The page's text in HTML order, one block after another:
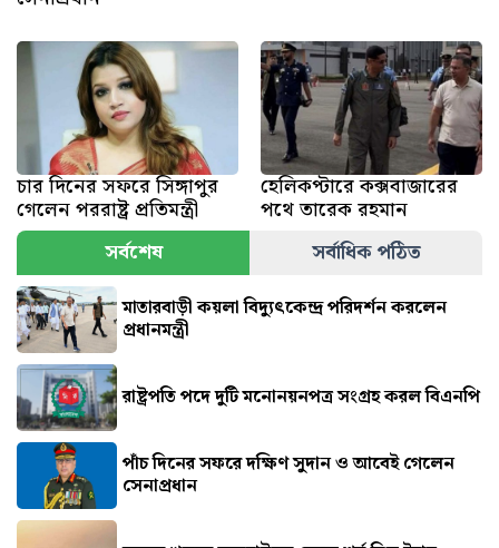
চার দিনের সফরে সিঙ্গাপুর
গেলেন পররাষ্ট্র প্রতিমন্ত্রী
হেলিকপ্টারে কক্সবাজারের
পথে তারেক রহমান
সর্বশেষ
সর্বাধিক পঠিত
মাতারবাড়ী কয়লা বিদ্যুৎকেন্দ্র পরিদর্শন করলেন
প্রধানমন্ত্রী
রাষ্ট্রপতি পদে দুটি মনোনয়নপত্র সংগ্রহ করল বিএনপি
পাঁচ দিনের সফরে দক্ষিণ সুদান ও আবেই গেলেন
সেনাপ্রধান